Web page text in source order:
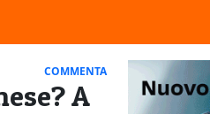
COMMENTA
A